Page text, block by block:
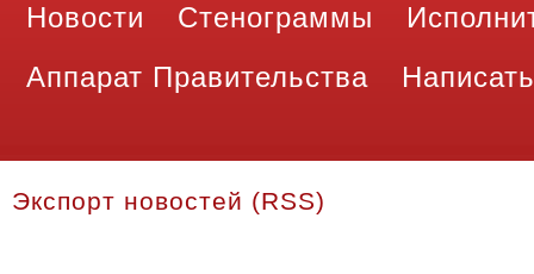
Новости Стенограммы
Аппарат Правительства
Экспорт новостей (RSS)